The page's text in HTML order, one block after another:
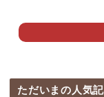
ただいまの人気